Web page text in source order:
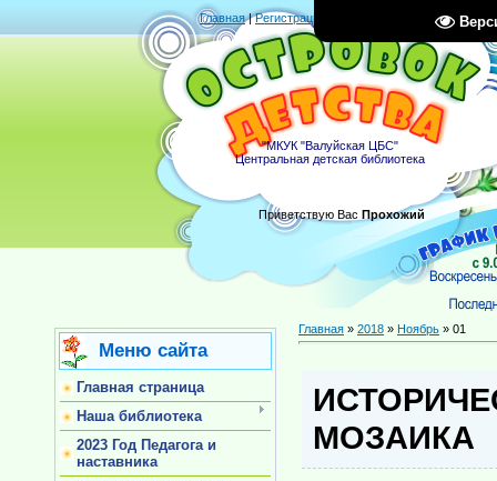
Главная|Регистрация
"МКУК "Валуйская ЦБС"
Центральная детская библиотека
Приветствую Вас Прохожий
Меню сайта
Главная страница
Наша библиотека
2023 Год Педагога и
наставника
Главная » 2018 » Ноябрь » 01
МОЗАИКА